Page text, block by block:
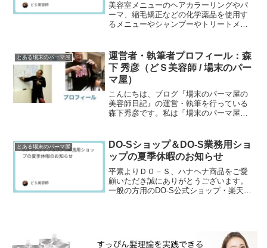
美容室メニューのヘアカラーリングやパ
ーマ、縮毛矯正などの化学薬品を使用す
るメニューやシャンプーやトリートメン
屋や中国の美容学校の...
とある場末のパーマ屋
運営者・執筆者プロフィール：森
下 秀彦（どＳ美容師 / 場末のパー
マ屋）
こんにちは、ブログ『場末のパーマ屋の
美容師日記』の運営・執筆を行っている
森下秀彦です。私は「場末のパーマ屋」
のヘアケア製品・美...
とある場末のパーマ屋
DO-Sショップ＆DO-S業務用ショ
ップの夏季休暇のお知らせ
平素よりＤＯ－Ｓ、ハナヘナ商品をご愛
顧いただき誠にありがとうございます。
一般の方用のDO-S公式ショップ・楽天市